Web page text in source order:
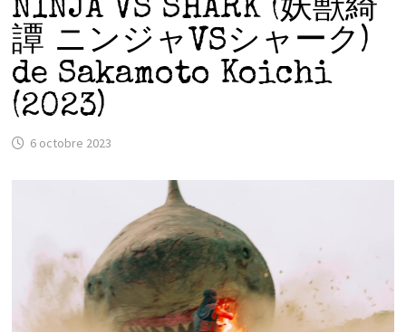
NINJA VS SHARK (妖獣綺
譚 ニンジャVSシャーク)
de Sakamoto Koichi
(2023)
6 octobre 2023